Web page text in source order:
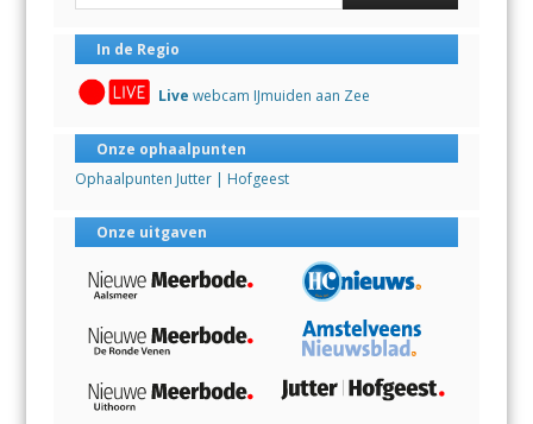
In de Regio
Live webcam IJmuiden aan Zee
Onze ophaalpunten
Ophaalpunten Jutter | Hofgeest
Onze uitgaven